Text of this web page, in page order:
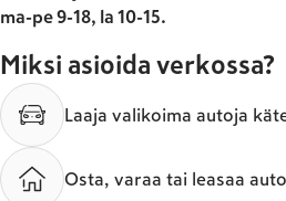
ma-pe 9-18, la 10-15.
Miksi asioida verkossa?
Laaja valikoima autoja
Osta, varaa tai leasaa